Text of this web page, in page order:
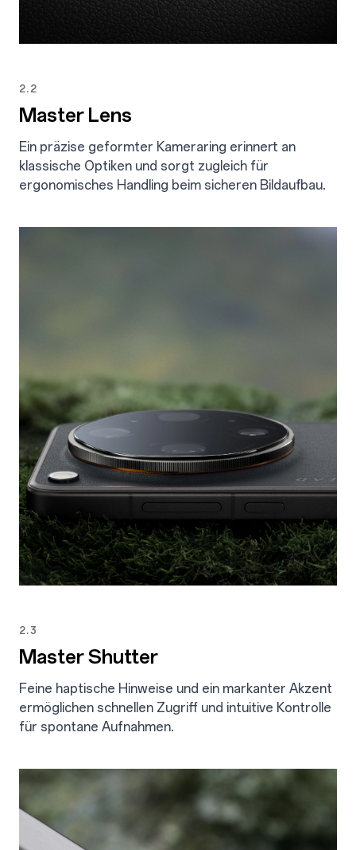
2.2
Master Lens
Ein präzise geformter Kameraring erinnert an
klassische Optiken und sorgt zugleich für
ergonomisches Handling beim sicheren Bildaufbau.
2.3
Master Shutter
Feine haptische Hinweise und ein markanter Akzent
ermöglichen schnellen Zugriff und intuitive Kontrolle
für spontane Aufnahmen.